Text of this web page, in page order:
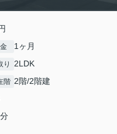
1ヶ月
り 2LDK
階 2階/2階建